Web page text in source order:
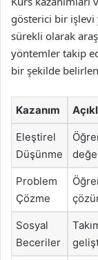
gösterici bir işlevi
sürekli olarak
yöntemler takip
bir şekilde
Kazanım
Eleştirel
Düşünme
Problem
Çözme
Sosyal
Beceriler